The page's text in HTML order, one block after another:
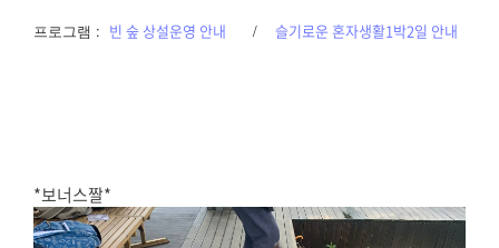
프로그램 : 빈 숲 상설운영 안내 / 슬기로운 혼자생활1박2일 안내
*보너스짤*